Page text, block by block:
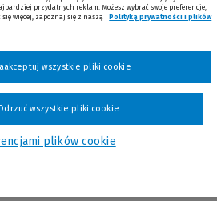
towarów -
przydatnych reklam. Możesz wybrać swoje preferencje,
więcej, zapoznaj się z naszą
Polityką prywatności i plików
plików cookie
wszystkie pliki cookie
wszystkie pliki cookie